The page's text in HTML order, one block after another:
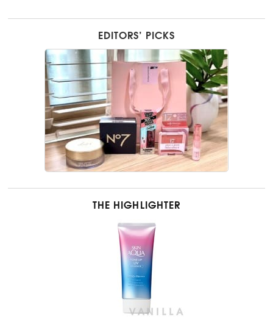
EDITORS’ PICKS
THE HIGHLIGHTER